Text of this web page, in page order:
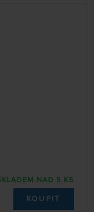
NAD 5 KS
KOUPIT